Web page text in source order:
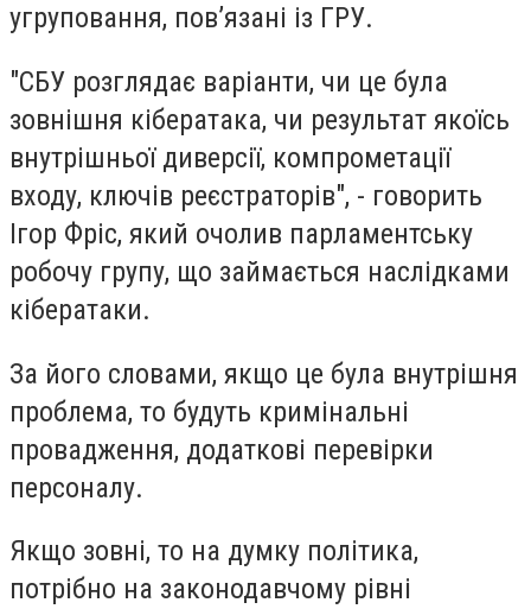
угруповання, повʼязані із ГРУ.
"СБУ розглядає варіанти, чи це була
зовнішня кібератака, чи результат якоїсь
внутрішньої диверсії, компрометації
входу, ключів реєстраторів", - говорить
Ігор Фріс, який очолив парламентську
робочу групу, що займається наслідками
кібератаки.
За його словами, якщо це була внутрішня
проблема, то будуть кримінальні
провадження, додаткові перевірки
персоналу.
Якщо зовні, то на думку політика,
потрібно на законодавчому рівні